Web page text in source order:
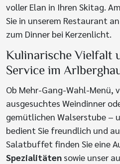
voller Elan in Ihren Skitag.
Sie in unserem Restaurant
zum Dinner bei Kerzenlicht.
Kulinarische Vielfalt
Service im
Ob Mehr-Gang-Wahl-Menü,
ausgesuchtes Weindinner
gemütlichen Walserstube –
bedient Sie freundlich und
Salatbuffet finden Sie eine
Spezialitäten sowie unser